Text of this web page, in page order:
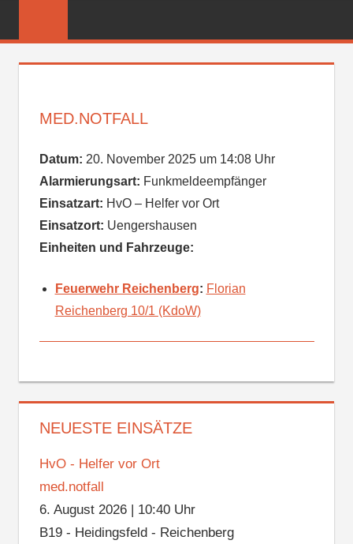
FEUERWEHR
MED.NOTFALL
Datum: 20. November 2025 um 14:08 Uhr
Alarmierungsart: Funkmeldeempfänger
Einsatzart: HvO – Helfer vor Ort
Einsatzort: Uengershausen
Einheiten und Fahrzeuge:
Feuerwehr Reichenberg: Florian
Reichenberg 10/1 (KdoW)
NEUESTE EINSÄTZE
HvO - Helfer vor Ort
med.notfall
6. August 2026| 10:40 Uhr
B19 - Heidingsfeld - Reichenberg